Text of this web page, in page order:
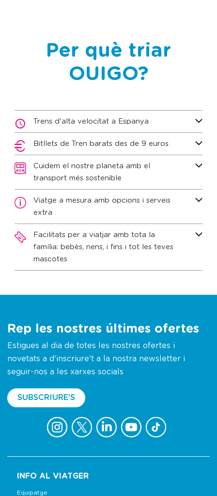
Per què triar
OUIGO?
Trens d'alta velocitat a Espanya
Bitllets de Tren barats des de 9 euros
Cuidem el nostre planeta amb el
transport més sostenible
Viatge a mesura amb opcions i serveis
extra
Facilitats per a viatjar amb tota la
família: bebès, nens, i fins i tot les teves
mascotes
Rep les nostres últimes ofertes
Estigues al dia de totes les nostres ofertes i
novetats a d'inscriure't a la nostra newsletter i
seguir-nos a les xarxes socials
SUBSCRIURE'S
INFO AL VIATGER
Equipatge